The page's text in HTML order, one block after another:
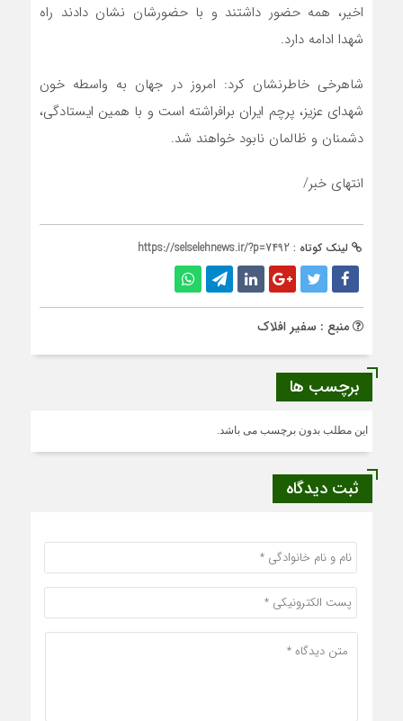
اخیر، همه حضور داشتند و با حضورشان نشان دادند راه
شهدا ادامه دارد.
شاهرخی خاطرنشان کرد: امروز در جهان به واسطه خون
شهدای عزیز، پرچم ایران برافراشته است و با همین ایستادگی،
دشمنان و ظالمان نابود خواهند شد.
انتهای خبر/
لینک کوتاه : https://selselehnews.ir/?p=7492
منبع : سفیر افلاک
برچسب ها
این مطلب بدون برچسب می باشد.
ثبت دیدگاه